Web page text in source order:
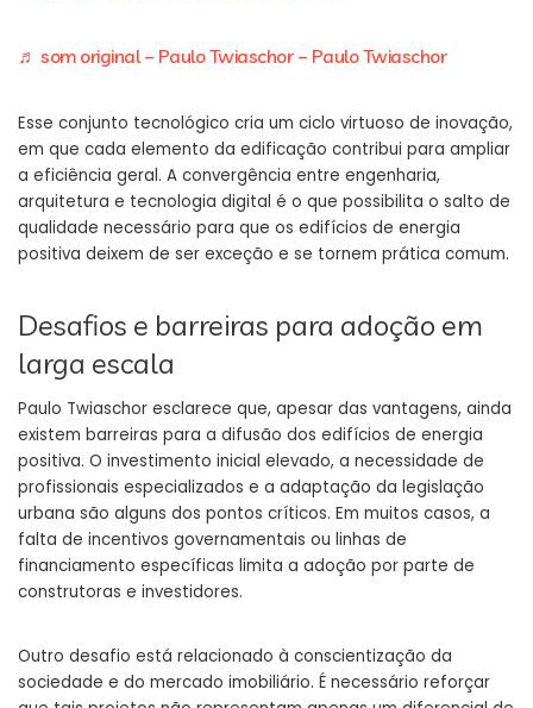
♬ som original – Paulo Twiaschor – Paulo Twiaschor
Esse conjunto tecnológico cria um ciclo virtuoso de inovação,
em que cada elemento da edificação contribui para ampliar
a eficiência geral. A convergência entre engenharia,
arquitetura e tecnologia digital é o que possibilita o salto de
qualidade necessário para que os edifícios de energia
positiva deixem de ser exceção e se tornem prática comum.
Desafios e barreiras para adoção em
larga escala
Paulo Twiaschor esclarece que, apesar das vantagens, ainda
existem barreiras para a difusão dos edifícios de energia
positiva. O investimento inicial elevado, a necessidade de
profissionais especializados e a adaptação da legislação
urbana são alguns dos pontos críticos. Em muitos casos, a
falta de incentivos governamentais ou linhas de
financiamento específicas limita a adoção por parte de
construtoras e investidores.
Outro desafio está relacionado à conscientização da
sociedade e do mercado imobiliário. É necessário reforçar